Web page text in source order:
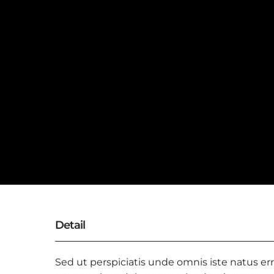
Detail
Sed ut perspiciatis unde omnis iste natus